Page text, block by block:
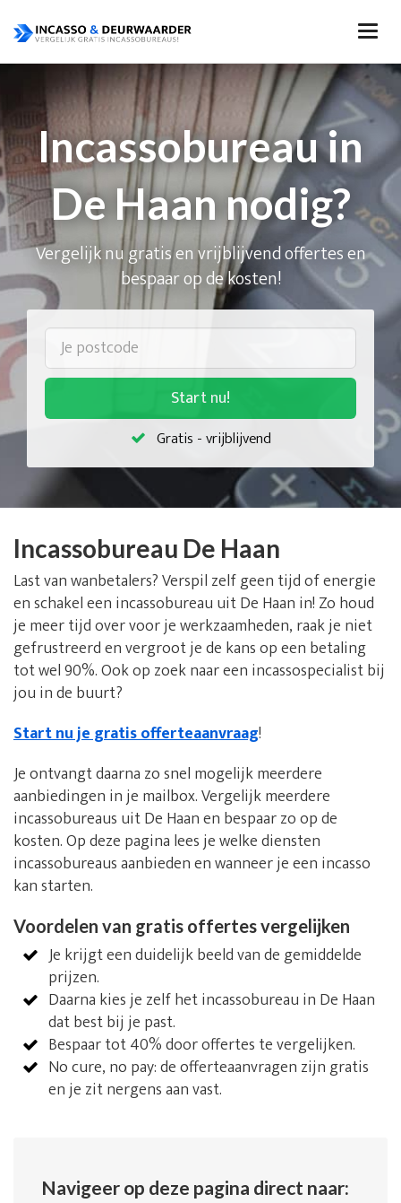
Incassobureau in
De Haan nodig?
Vergelijk nu gratis en vrijblijvend offertes en
bespaar op de kosten!
Start nu!
Gratis - vrijblijvend
Incassobureau De Haan
Last van wanbetalers? Verspil zelf geen tijd of energie
en schakel een incassobureau uit De Haan in! Zo houd
je meer tijd over voor je werkzaamheden, raak je niet
gefrustreerd en vergroot je de kans op een betaling
tot wel 90%. Ook op zoek naar een incassospecialist bij
jou in de buurt?
Start nu je gratis offerteaanvraag!
Je ontvangt daarna zo snel mogelijk meerdere
aanbiedingen in je mailbox. Vergelijk meerdere
incassobureaus uit De Haan en bespaar zo op de
kosten. Op deze pagina lees je welke diensten
incassobureaus aanbieden en wanneer je een incasso
kan starten.
Voordelen van gratis offertes vergelijken
Je krijgt een duidelijk beeld van de gemiddelde
prijzen.
Daarna kies je zelf het incassobureau in De Haan
dat best bij je past.
Bespaar tot 40% door offertes te vergelijken.
No cure, no pay: de offerteaanvragen zijn gratis
en je zit nergens aan vast.
Navigeer op deze pagina direct naar: